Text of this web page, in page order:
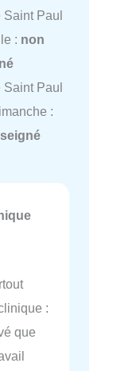
Saint Paul
: non
Saint Paul
:
:
que